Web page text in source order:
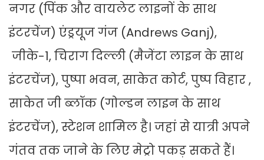
नगर (पिंक और वायलेट लाइनों के साथ
इंटरचेंज) एंड्रयूज गंज (Andrews Ganj),
जीके-1, चिराग दिल्ली (मैजेंटा लाइन के साथ
इंटरचेंज), पुष्पा भवन, साकेत कोर्ट, पुष्प विहार ,
साकेत जी ब्लॉक (गोल्डन लाइन के साथ
इंटरचेंज), स्टेशन शामिल है। जहां से यात्री अपने
गंतव तक जाने के लिए मेट्रो पकड़ सकते हैं।